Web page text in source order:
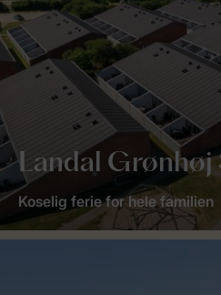
Landal Grønhøj
Koselig ferie for hele familien